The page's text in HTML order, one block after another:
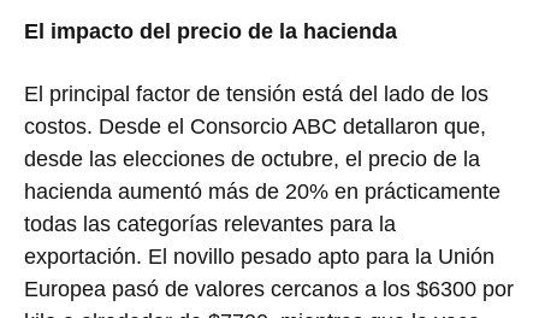
El impacto del precio de la hacienda
El principal factor de tensión está del lado de los
costos. Desde el Consorcio ABC detallaron que,
desde las elecciones de octubre, el precio de la
hacienda aumentó más de 20% en prácticamente
todas las categorías relevantes para la
exportación. El novillo pesado apto para la Unión
Europea pasó de valores cercanos a los $6300 por